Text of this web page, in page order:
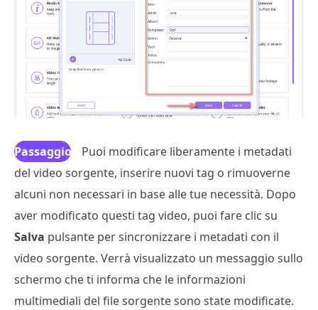
Passaggio
3
Puoi modificare liberamente i metadati
del video sorgente, inserire nuovi tag o rimuoverne
alcuni non necessari in base alle tue necessità. Dopo
aver modificato questi tag video, puoi fare clic su
Salva pulsante per sincronizzare i metadati con il
video sorgente. Verrà visualizzato un messaggio sullo
schermo che ti informa che le informazioni
multimediali del file sorgente sono state modificate.